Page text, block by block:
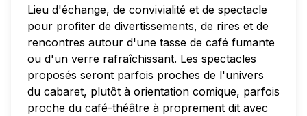
Lieu d'échange, de convivialité et de spectacle
pour profiter de divertissements, de rires et de
rencontres autour d'une tasse de café fumante
ou d'un verre rafraîchissant. Les spectacles
proposés seront parfois proches de l'univers
du cabaret, plutôt à orientation comique, parfois
proche du café-théâtre à proprement dit avec